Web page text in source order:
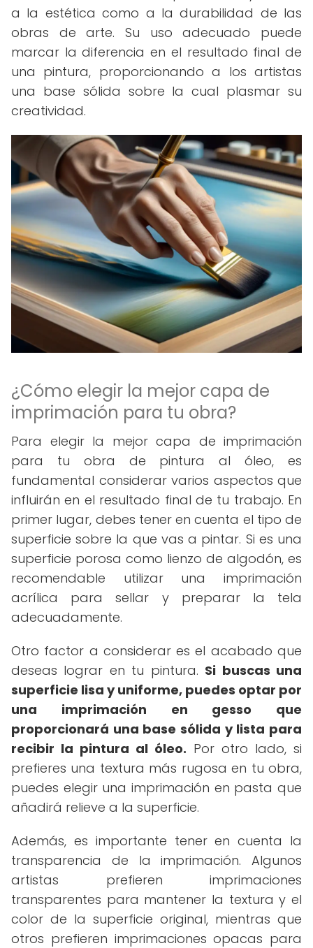
a la estética como a la durabilidad de las
obras de arte. Su uso adecuado puede
marcar la diferencia en el resultado final de
una pintura, proporcionando a los artistas
una base sólida sobre la cual plasmar su
creatividad.
¿Cómo elegir la mejor capa de
imprimación para tu obra?
Para elegir la mejor capa de imprimación
para tu obra de pintura al óleo, es
fundamental considerar varios aspectos que
influirán en el resultado final de tu trabajo. En
primer lugar, debes tener en cuenta el tipo de
superficie sobre la que vas a pintar. Si es una
superficie porosa como lienzo de algodón, es
recomendable utilizar una imprimación
acrílica para sellar y preparar la tela
adecuadamente.
Otro factor a considerar es el acabado que
deseas lograr en tu pintura. Si buscas una
superficie lisa y uniforme, puedes optar por
una imprimación en gesso que
proporcionará una base sólida y lista para
recibir la pintura al óleo. Por otro lado, si
prefieres una textura más rugosa en tu obra,
puedes elegir una imprimación en pasta que
añadirá relieve a la superficie.
Además, es importante tener en cuenta la
transparencia de la imprimación. Algunos
artistas prefieren imprimaciones
transparentes para mantener la textura y el
color de la superficie original, mientras que
otros prefieren imprimaciones opacas para